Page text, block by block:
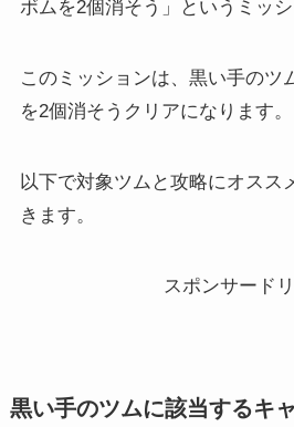
ボムを2個消そう」というミッ
このミッションは、黒い手のツ
を2個消そうクリアになります。
以下で対象ツムと攻略にオスス
きます。
スポンサード
黒い手のツムに該当するキ